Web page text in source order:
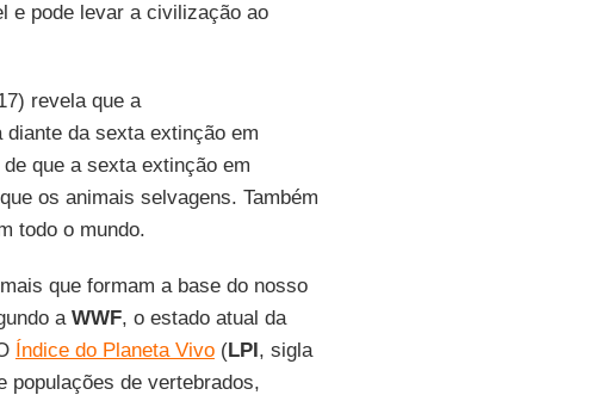
e pode levar a civilização ao
revela que a
da sexta extinção em
que a sexta extinção em
os animais selvagens. Também
todo o mundo.
que formam a base do nosso
a WWF, o estado atual da
Índice do Planeta Vivo(LPI, sigla
populações de vertebrados,